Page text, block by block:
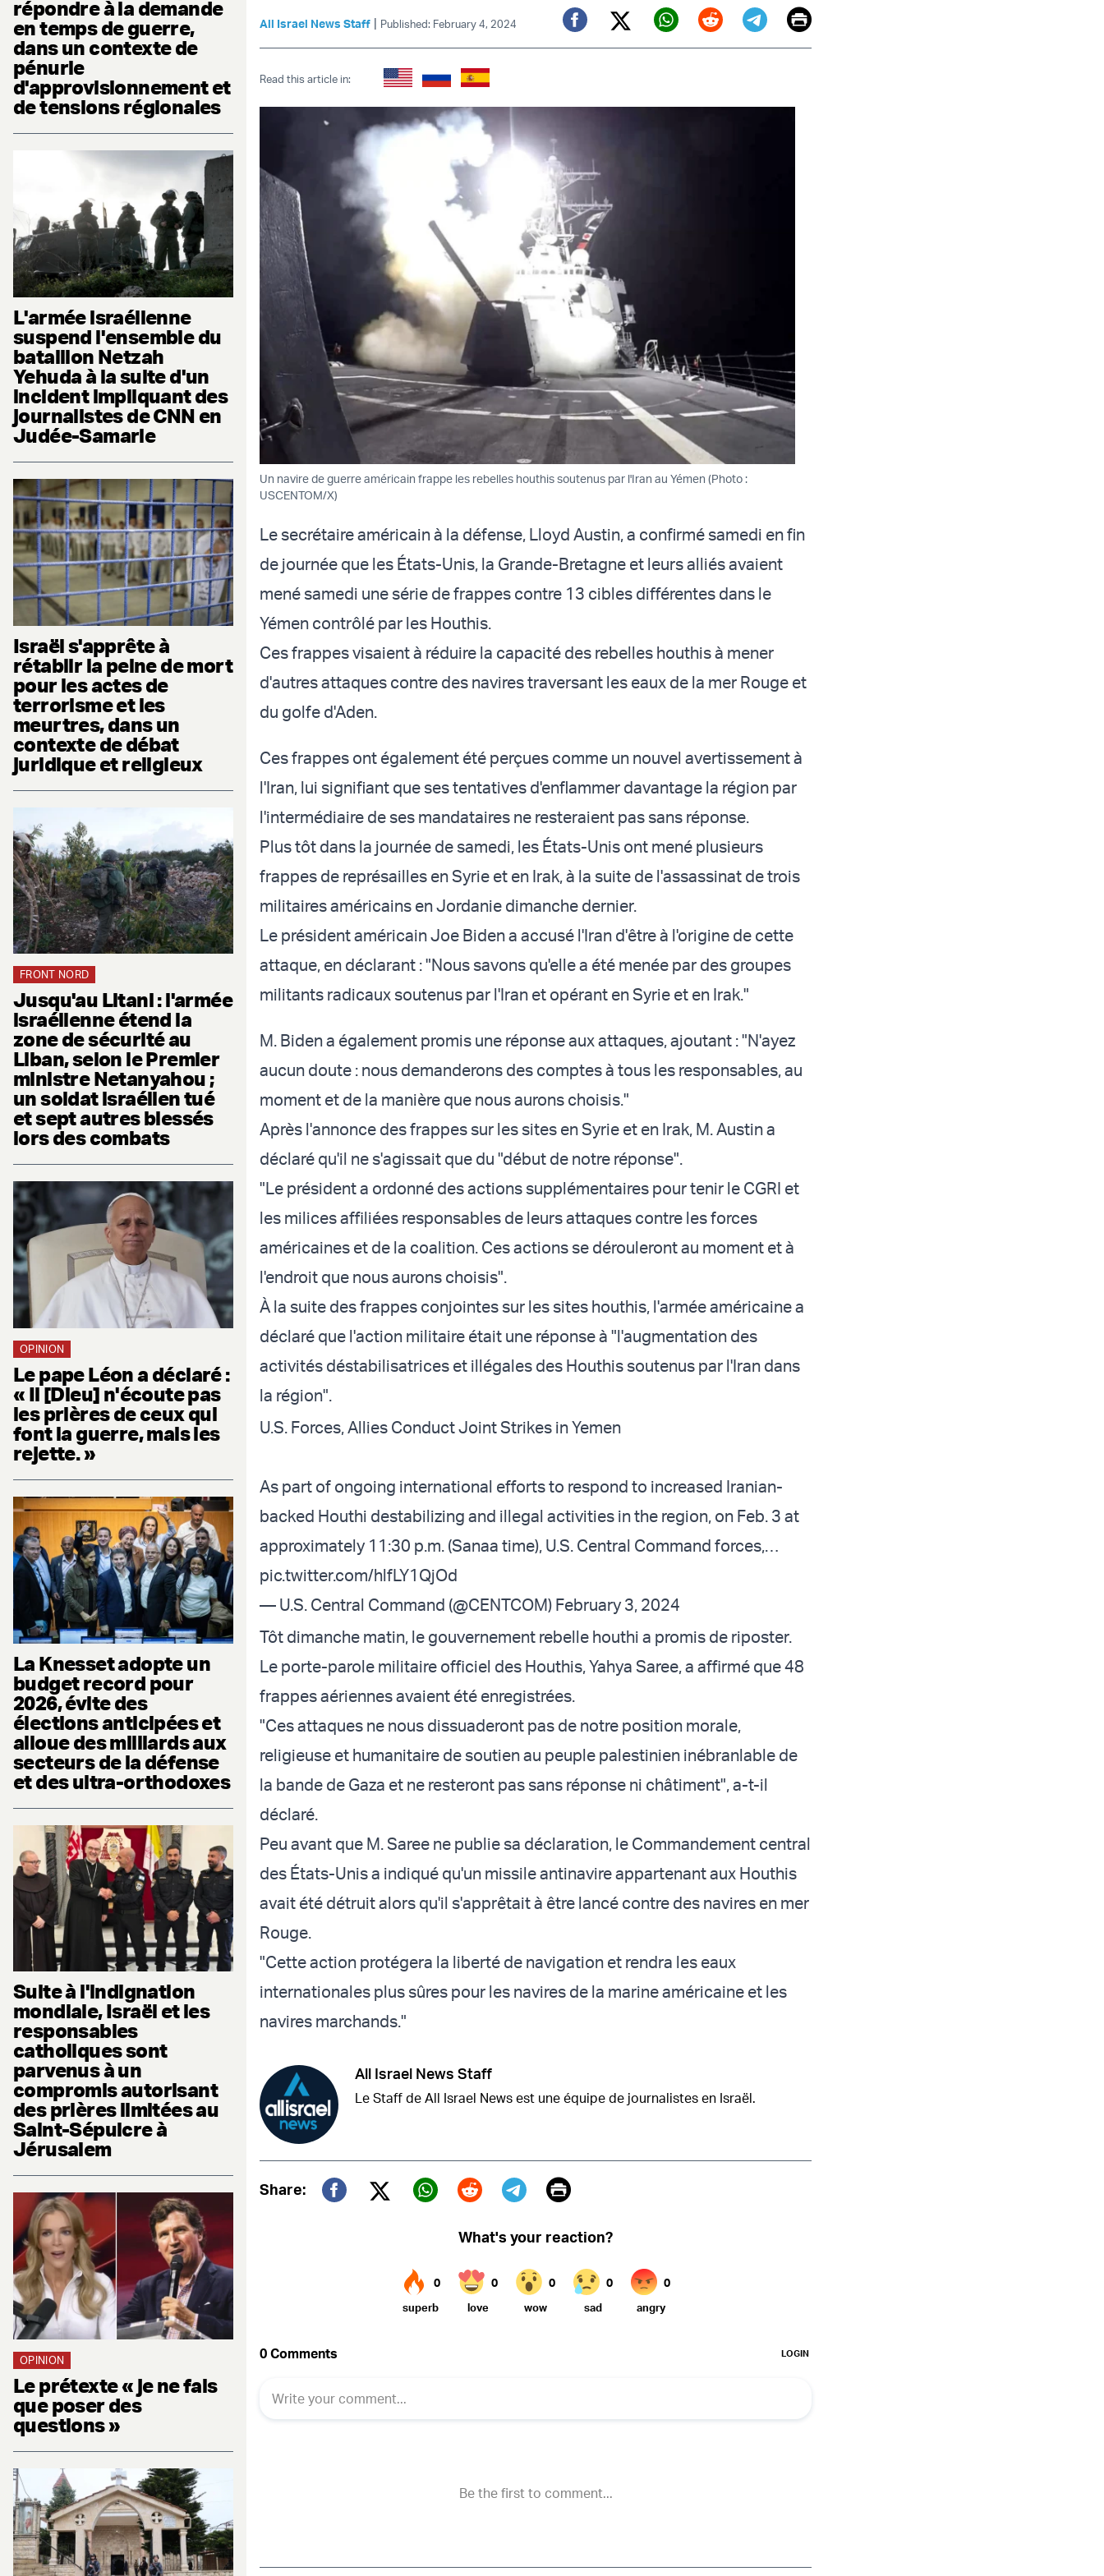
répondre à la demande
en temps de guerre,
dans un contexte de
pénurie
d'approvisionnement et
de tensions régionales
L'armée israélienne
suspend l'ensemble du
bataillon Netzah
Yehuda à la suite d'un
incident impliquant des
journalistes de CNN en
Judée-Samarie
Israël s'apprête à
rétablir la peine de mort
pour les actes de
terrorisme et les
meurtres, dans un
contexte de débat
juridique et religieux
FRONT NORD
Jusqu'au Litani : l'armée
israélienne étend la
zone de sécurité au
Liban, selon le Premier
ministre Netanyahou ;
un soldat israélien tué
et sept autres blessés
lors des combats
OPINION
Le pape Léon a déclaré :
« Il [Dieu] n'écoute pas
les prières de ceux qui
font la guerre, mais les
rejette. »
La Knesset adopte un
budget record pour
2026, évite des
élections anticipées et
alloue des milliards aux
secteurs de la défense
et des ultra-orthodoxes
Suite à l'indignation
mondiale, Israël et les
responsables
catholiques sont
parvenus à un
compromis autorisant
des prières limitées au
Saint-Sépulcre à
Jérusalem
OPINION
Le prétexte « je ne fais
que poser des
questions »
All Israel News Staff | Published: February 4, 2024
Facebook
Twitter (X)
Whatsapp
RedditTelegram
EmailPrint
Read this article in:
Un navire de guerre américain frappe les rebelles houthis soutenus par l'Iran au Yémen (Photo :
USCENTOM/X)
Le secrétaire américain à la défense, Lloyd Austin, a confirmé samedi en fin
de journée que les États-Unis, la Grande-Bretagne et leurs alliés avaient
mené samedi une série de frappes contre 13 cibles différentes dans le
Yémen contrôlé par les Houthis.
Ces frappes visaient à réduire la capacité des rebelles houthis à mener
d'autres attaques contre des navires traversant les eaux de la mer Rouge et
du golfe d'Aden.
Ces frappes ont également été perçues comme un nouvel avertissement à
l'Iran, lui signifiant que ses tentatives d'enflammer davantage la région par
l'intermédiaire de ses mandataires ne resteraient pas sans réponse.
Plus tôt dans la journée de samedi, les États-Unis ont mené plusieurs
frappes de représailles en Syrie et en Irak, à la suite de l'assassinat de trois
militaires américains en Jordanie dimanche dernier.
Le président américain Joe Biden a accusé l'Iran d'être à l'origine de cette
attaque, en déclarant : "Nous savons qu'elle a été menée par des groupes
militants radicaux soutenus par l'Iran et opérant en Syrie et en Irak."
M. Biden a également promis une réponse aux attaques, ajoutant : "N'ayez
aucun doute : nous demanderons des comptes à tous les responsables, au
moment et de la manière que nous aurons choisis."
Après l'annonce des frappes sur les sites en Syrie et en Irak, M. Austin a
déclaré qu'il ne s'agissait que du "début de notre réponse".
"Le président a ordonné des actions supplémentaires pour tenir le CGRI et
les milices affiliées responsables de leurs attaques contre les forces
américaines et de la coalition. Ces actions se dérouleront au moment et à
l'endroit que nous aurons choisis".
À la suite des frappes conjointes sur les sites houthis, l'armée américaine a
déclaré que l'action militaire était une réponse à "l'augmentation des
activités déstabilisatrices et illégales des Houthis soutenus par l'Iran dans
la région".
U.S. Forces, Allies Conduct Joint Strikes in Yemen
As part of ongoing international efforts to respond to increased Iranian-
backed Houthi destabilizing and illegal activities in the region, on Feb. 3 at
approximately 11:30 p.m. (Sanaa time), U.S. Central Command forces,…
pic.twitter.com/hlfLY1QjOd
— U.S. Central Command (@CENTCOM) February 3, 2024
Tôt dimanche matin, le gouvernement rebelle houthi a promis de riposter.
Le porte-parole militaire officiel des Houthis, Yahya Saree, a affirmé que 48
frappes aériennes avaient été enregistrées.
"Ces attaques ne nous dissuaderont pas de notre position morale,
religieuse et humanitaire de soutien au peuple palestinien inébranlable de
la bande de Gaza et ne resteront pas sans réponse ni châtiment", a-t-il
déclaré.
Peu avant que M. Saree ne publie sa déclaration, le Commandement central
des États-Unis a indiqué qu'un missile antinavire appartenant aux Houthis
avait été détruit alors qu'il s'apprêtait à être lancé contre des navires en mer
Rouge.
"Cette action protégera la liberté de navigation et rendra les eaux
internationales plus sûres pour les navires de la marine américaine et les
navires marchands."
All Israel News Staff
Le Staff de All Israel News est une équipe de journalistes en Israël.
Share:
Twitter (X)
Print